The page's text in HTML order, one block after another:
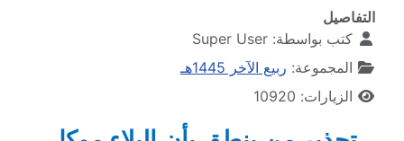
التفاصيل
كتب بواسطة: Super User
المجموعة: ربيع الآخر 1445هـ
الزيارات: 10920